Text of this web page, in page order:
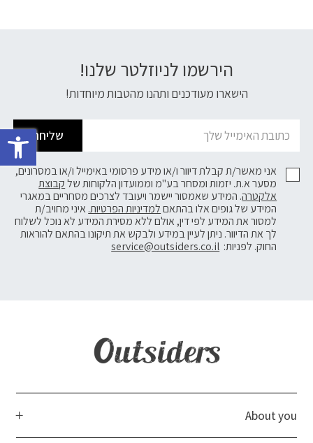
הירשמו לניוזלטר שלנו!
הישארו מעודכנים ותהנו מהטבות מיוחדות!
שליחה
אני מאשר/ת קבלת דיוור ו/או מידע פרסומי באימייל ו/או במסרונים,
מסער א.ת. יזמות ומסחר בע"מ וממועדון הלקוחות שלקבוצת
אלקטרה. המידע שאמסור יישמר ויעובד לצרכים מסחריים במאגרי
המידע של גופים אלו בהתאםלמדיניות הפרטיות. איני מחויב/ת
למסור את המידע לפי דין, אולם ללא מסירת המידע לא נוכל לשלוח
לך את הדיוור. ניתן לעיין במידע ולבקש את תיקונו בהתאם להוראות
החוק. לפניות: service@outsiders.co.il
About you